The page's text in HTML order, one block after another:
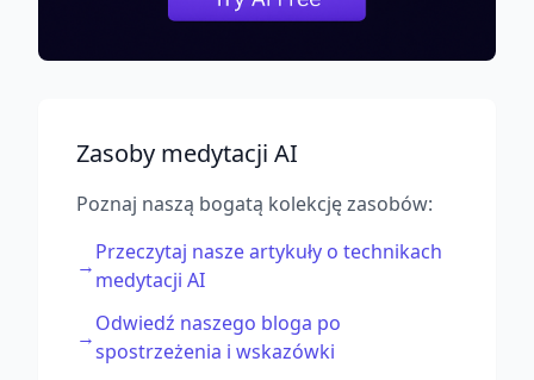
Zasoby medytacji AI
Poznaj naszą bogatą kolekcję zasobów:
→
Przeczytaj nasze artykuły o technikach
medytacji AI
→
Odwiedź naszego bloga po
spostrzeżenia i wskazówki